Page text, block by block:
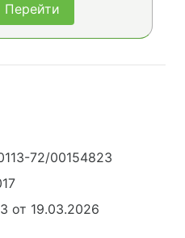
Перейти
72/00154823
от 19.03.2026